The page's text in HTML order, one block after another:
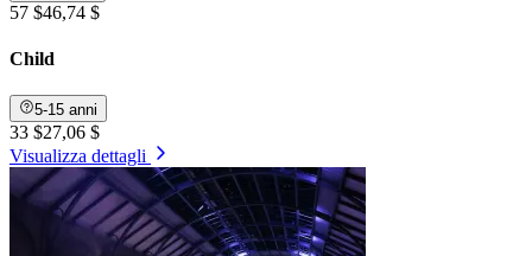
57 $46,74 $
Child
5-15 anni
33 $27,06 $
Visualizza dettagli